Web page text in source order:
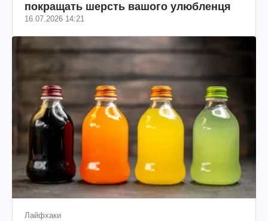
покращать шерсть вашого улюбленця
16.07.2026 14:21
Лайфхаки